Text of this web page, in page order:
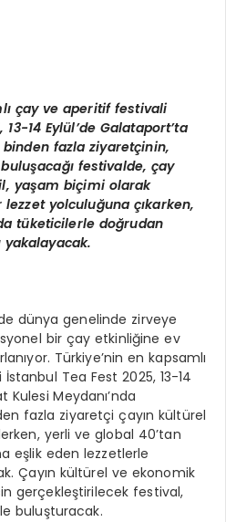
çay ve aperitif festivali
14 Eylül’de Galataport’ta
fazla ziyaretçinin,
festivalde, çay
yaşam biçimi olarak
yolculuğuna çıkarken,
tüketicilerle doğrudan
yakalayacak.
dünya genelinde zirveye
bir çay etkinliğine ev
Türkiye’nin en kapsamlı
Tea Fest 2025, 13-14
Kulesi Meydanı’nda
fazla ziyaretçi çayın kültürel
yerli ve global 40’tan
eşlik eden lezzetlerle
Çayın kültürel ve ekonomik
gerçekleştirilecek festival,
buluşturacak.